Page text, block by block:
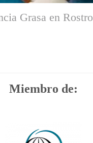
Grasa en Rostro
Miembro de: